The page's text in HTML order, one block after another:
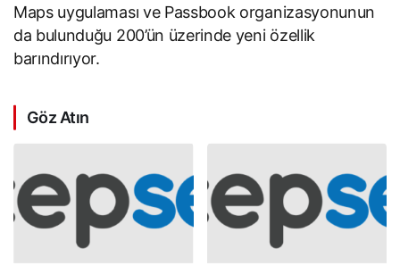
Maps uygulaması ve Passbook organizasyonunun
da bulunduğu 200’ün üzerinde yeni özellik
barındırıyor.
Göz Atın